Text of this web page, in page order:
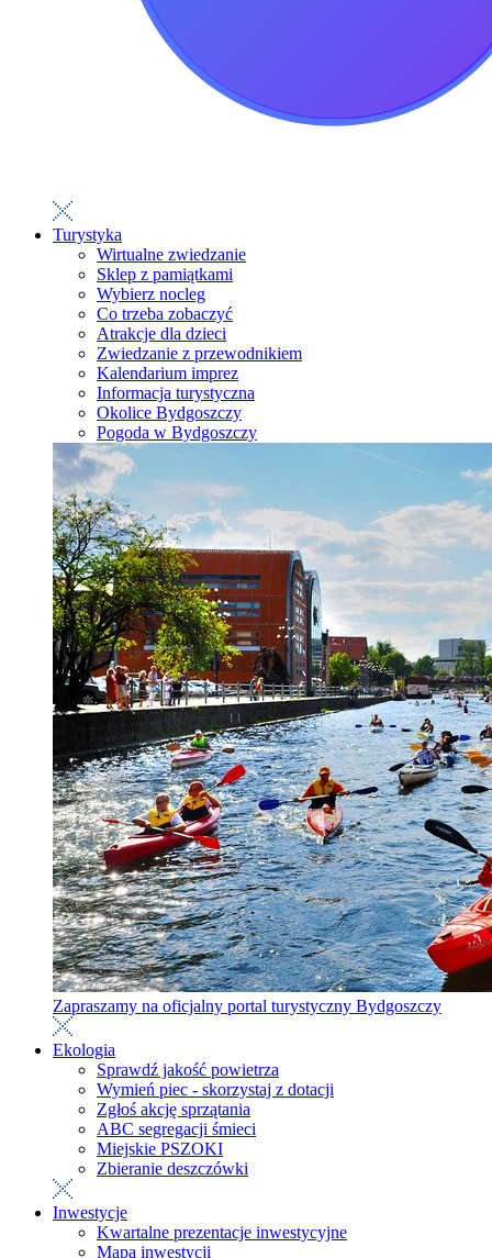
Turystyka
Wirtualne zwiedzanie
Sklep z pamiątkami
Wybierz nocleg
Co trzeba zobaczyć
Atrakcje dla dzieci
Zwiedzanie z przewodnikiem
Kalendarium imprez
Informacja turystyczna
Okolice Bydgoszczy
Pogoda w Bydgoszczy
Zapraszamy na oficjalny portal turystyczny Bydgoszczy
Ekologia
Sprawdź jakość powietrza
Wymień piec - skorzystaj z dotacji
Zgłoś akcję sprzątania
ABC segregacji śmieci
Miejskie PSZOKI
Zbieranie deszczówki
Inwestycje
Kwartalne prezentacje inwestycyjne
Mapa inwestycji